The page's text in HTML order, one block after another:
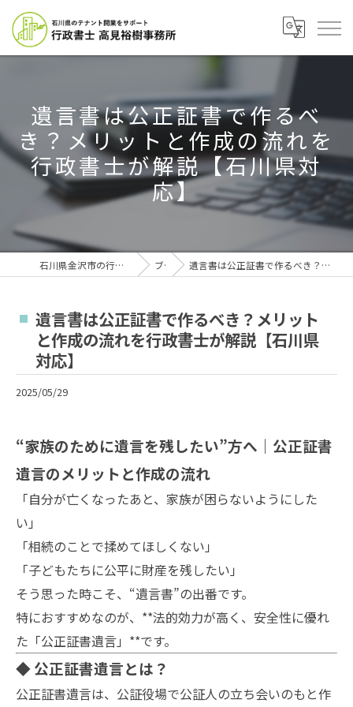
遺言書は公正証書で作るべ
き？メリットと作成の流れを
行政書士が解説【石川県対
応】
石川県金沢市の行政書士なら行政書士高見裕樹事務所 ブログ 遺言書は公正証書で作るべき？メリットと作成の流れを行政書士が解説【石川県対応】
遺言書は公正証書で作るべき？メリット
と作成の流れを行政書士が解説【石川県
対応】
2025/05/29
“家族のために遺言を残したい”方へ｜公正証書
遺言のメリットと作成の流れ
「自分が亡くなったあと、家族が困らないようにした
い」
「相続のことで揉めてほしくない」
「子どもたちに公平に財産を残したい」
そう思った時こそ、“遺言書”の出番です。
特におすすめなのが、**法的効力が高く、安全性に優れ
た「公正証書遺言」**です。
◆ 公正証書遺言とは？
公正証書遺言は、公証役場で公証人の立ち会いのもと作